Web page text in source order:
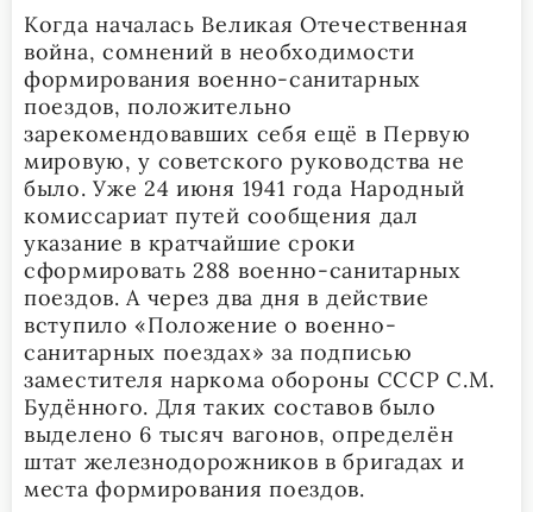
Когда началась Великая Отечественная
война, сомнений в необходимости
формирования военно-санитарных
поездов, положительно
зарекомендовавших себя ещё в Первую
мировую, у советского руководства не
было. Уже 24 июня 1941 года Народный
комиссариат путей сообщения дал
указание в кратчайшие сроки
сформировать 288 военно-санитарных
поездов. А через два дня в действие
вступило «Положение о военно-
санитарных поездах» за подписью
заместителя наркома обороны СССР С.М.
Будённого. Для таких составов было
выделено 6 тысяч вагонов, определён
штат железнодорожников в бригадах и
места формирования поездов.